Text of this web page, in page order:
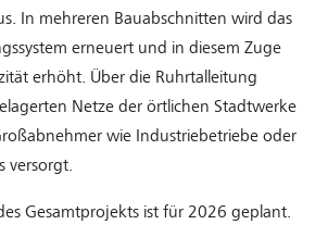
In mehreren Bauabschnitten wird das
erneuert und in diesem Zuge
erhöht. Über die Ruhrtalleitung
Netze der örtlichen Stadtwerke
wie Industriebetriebe oder
versorgt.
Gesamtprojekts ist für 2026 geplant.